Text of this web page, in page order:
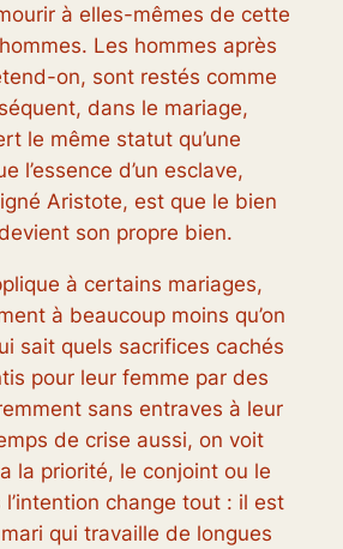
à elles-mêmes de cette
Les hommes après
on, sont restés comme
dans le mariage,
le même statut qu’une
l’essence d’un esclave,
Aristote, est que le bien
son propre bien.
à certains mariages,
à beaucoup moins qu’on
sait quels sacrifices cachés
pour leur femme par des
sans entraves à leur
de crise aussi, on voit
la priorité, le conjoint ou le
change tout : il est
mari qui travaille de longues